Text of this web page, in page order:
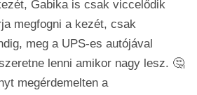
Gabika is csak viccelődik
megfogni a kezét, csak
meg a UPS-es autójával
lenni amikor nagy lesz. 🤔
megérdemelten a